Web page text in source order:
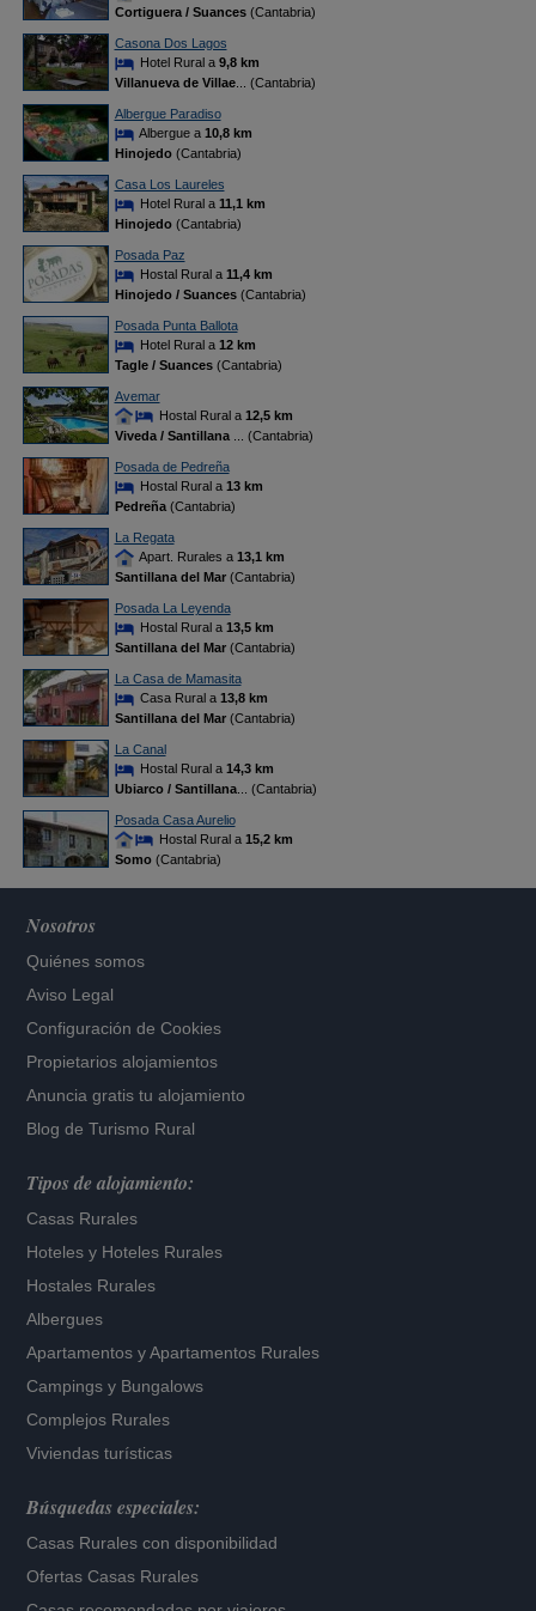
Cortiguera / Suances(Cantabria)
Casona Dos Lagos
Hotel Rural a 9,8 km
Villanueva de Villae... (Cantabria)
Albergue Paradiso
Albergue a 10,8 km
Hinojedo(Cantabria)
Casa Los Laureles
Hotel Rural a 11,1 km
Hinojedo(Cantabria)
Posada Paz
Hostal Rural a 11,4 km
Hinojedo / Suances(Cantabria)
Posada Punta Ballota
Hotel Rural a 12 km
Tagle / Suances(Cantabria)
Avemar
Hostal Rural a 12,5 km
Viveda / Santillana
... (Cantabria)
Posada de Pedreña
Hostal Rural a 13 km
Pedreña(Cantabria)
La Regata
Apart. Rurales a 13,1 km
Santillana del Mar(Cantabria)
Posada La Leyenda
Hostal Rural a 13,5 km
Santillana del Mar(Cantabria)
La Casa de Mamasita
Casa Rural a 13,8 km
Santillana del Mar(Cantabria)
La Canal
Hostal Rural a 14,3 km
Ubiarco / Santillana... (Cantabria)
Posada Casa Aurelio
Hostal Rural a 15,2 km
Somo(Cantabria)
Nosotros
Quiénes somos
Aviso Legal
Configuración de Cookies
Propietarios alojamientos
Anuncia gratis tu alojamiento
Blog de Turismo Rural
Tipos de alojamiento:
Casas Rurales
Hoteles y Hoteles Rurales
Hostales Rurales
Albergues
Apartamentos yApartamentos Rurales
Campings y Bungalows
Complejos Rurales
Viviendas turísticas
Búsquedas especiales:
Casas Rurales con disponibilidad
Ofertas Casas Rurales